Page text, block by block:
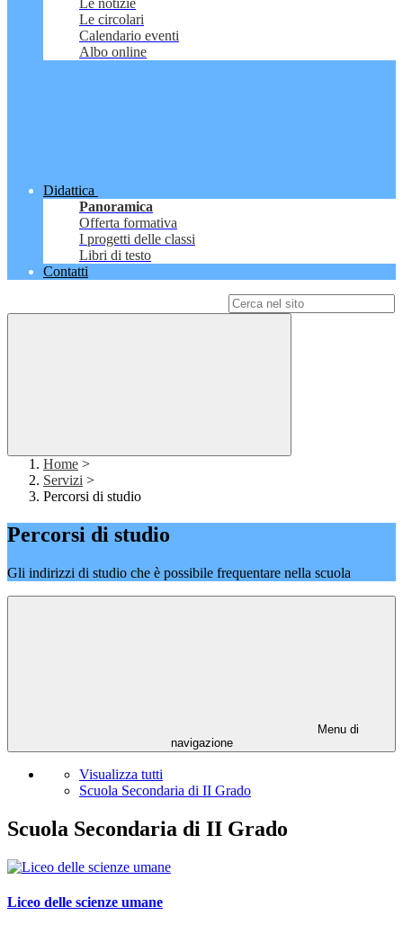
Le notizie
Le circolari
Calendario eventi
Albo online
Didattica
Panoramica
Offerta formativa
I progetti delle classi
Libri di testo
Contatti
Home >
Servizi >
Percorsi di studio
Percorsi di studio
Gli indirizzi di studio che è possibile frequentare nella scuola
Menu di
navigazione
Visualizza tutti
Scuola Secondaria di II Grado
Scuola Secondaria di II Grado
Liceo delle scienze umane